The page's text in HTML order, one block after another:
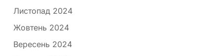
Листопад 2024
Жовтень 2024
Вересень 2024